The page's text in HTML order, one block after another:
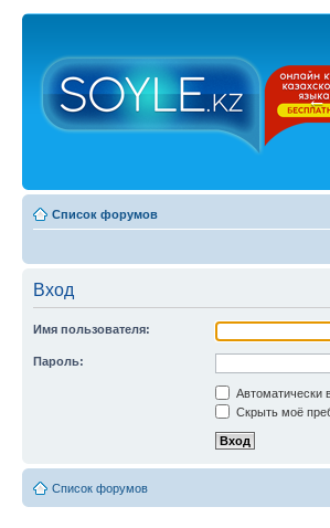
←
Список форумов
Вход
Имя пользователя:
Пароль:
Автоматически
Скрыть моё
Список форумов